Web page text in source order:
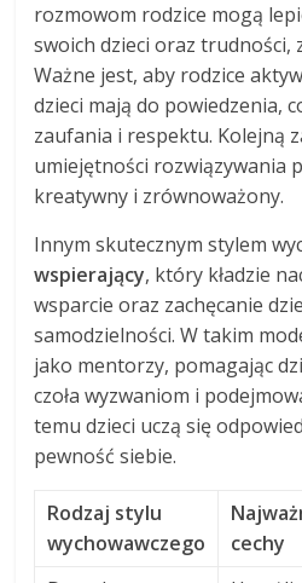
rozmowom rodzice mogą
swoich dzieci oraz trudności,
Ważne jest, aby rodzice
dzieci mają do powiedzenia,
zaufania i respektu. Kolejną
umiejętności rozwiązywania
kreatywny i zrównoważony.
Innym skutecznym stylem
wspierający, który kładzie
wsparcie oraz zachęcanie
samodzielności. W takim
jako mentorzy, pomagając
czoła wyzwaniom i
temu dzieci uczą się
pewność siebie.
Rodzaj stylu
wychowawczego
cechy